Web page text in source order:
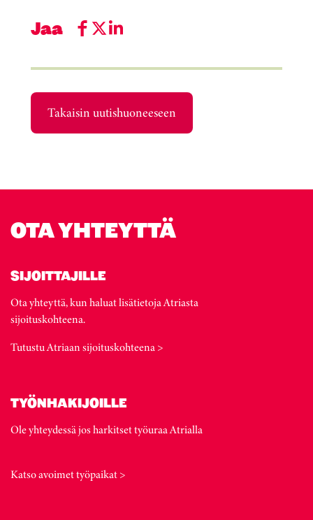
Jaa
Takaisin uutishuoneeseen
OTA YHTEYTTÄ
SIJOITTAJILLE
Ota yhteyttä, kun haluat lisätietoja Atriasta
sijoituskohteena.
Tutustu Atriaan sijoituskohteena >
TYÖNHAKIJOILLE
Ole yhteydessä jos harkitset työuraa Atrialla
Katso avoimet työpaikat >